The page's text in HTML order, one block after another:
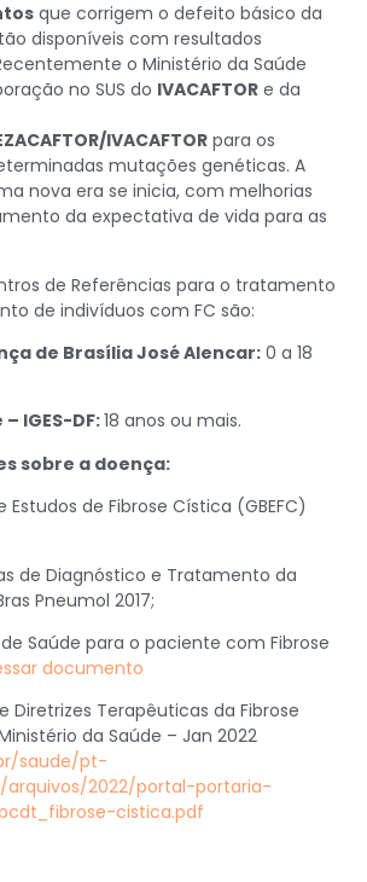
que corrigem o defeito básico da
disponíveis com resultados
o Ministério da Saúde
no SUS do IVACAFTOR e da
IVACAFTOR para os
mutações genéticas. A
nova era se inicia, com melhorias
da expectativa de vida para as
de Referências para o tratamento
de indivíduos com FC são:
de Brasília José Alencar:0 a 18
IGES-DF:18 anos ou mais.
sobre a doença:
Estudos de Fibrose Cística (GBEFC)
de Diagnóstico e Tratamento da
Pneumol 2017;
Saúde para o paciente com Fibrose
documento
Diretrizes Terapêuticas da Fibrose
da Saúde – Jan 2022
saude/pt-
2022/portal-portaria-
cistica.pdf